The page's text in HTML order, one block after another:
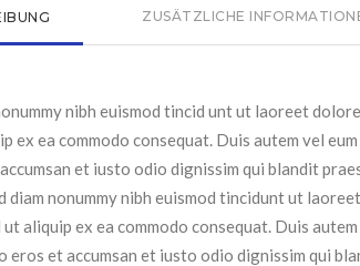
ZUSÄTZLICHE
nibh euismod tincid unt ut laoreet
ea commodo consequat. Duis autem vel
et iusto odio dignissim qui blandit
nonummy nibh euismod tincidunt ut
aliquip ex ea commodo consequat. Duis
et accumsan et iusto odio dignissim qui